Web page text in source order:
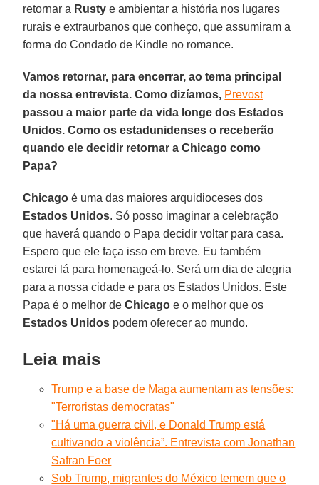
retornar a Rusty e ambientar a história nos lugares
rurais e extraurbanos que conheço, que assumiram a
forma do Condado de Kindle no romance.
Vamos retornar, para encerrar, ao tema principal
da nossa entrevista. Como dizíamos, Prevost
passou a maior parte da vida longe dos Estados
Unidos. Como os estadunidenses o receberão
quando ele decidir retornar a Chicago como
Papa?
Chicago é uma das maiores arquidioceses dos
Estados Unidos. Só posso imaginar a celebração
que haverá quando o Papa decidir voltar para casa.
Espero que ele faça isso em breve. Eu também
estarei lá para homenageá-lo. Será um dia de alegria
para a nossa cidade e para os Estados Unidos. Este
Papa é o melhor deChicago e o melhor que os
Estados Unidos podem oferecer ao mundo.
Leia mais
Trump e a base de Maga aumentam as tensões:
"Terroristas democratas"
"Há uma guerra civil, e Donald Trump está
cultivando a violência”. Entrevista com Jonathan
Safran Foer
Sob Trump, migrantes do México temem que o